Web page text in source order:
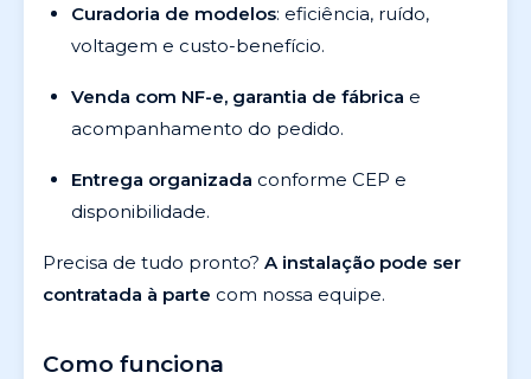
Curadoria de modelos: eficiência, ruído,
voltagem e custo-benefício.
Venda com NF-e, garantia de fábrica e
acompanhamento do pedido.
Entrega organizada conforme CEP e
disponibilidade.
Precisa de tudo pronto? A instalação pode ser
contratada à parte com nossa equipe.
Como funciona